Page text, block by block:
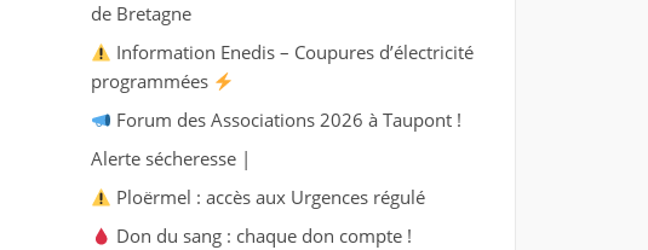
de Bretagne
Information Enedis – Coupures d’électricité
programmées
Forum des Associations 2026 à Taupont !
Alerte sécheresse |
Ploërmel : accès aux Urgences régulé
Don du sang : chaque don compte !